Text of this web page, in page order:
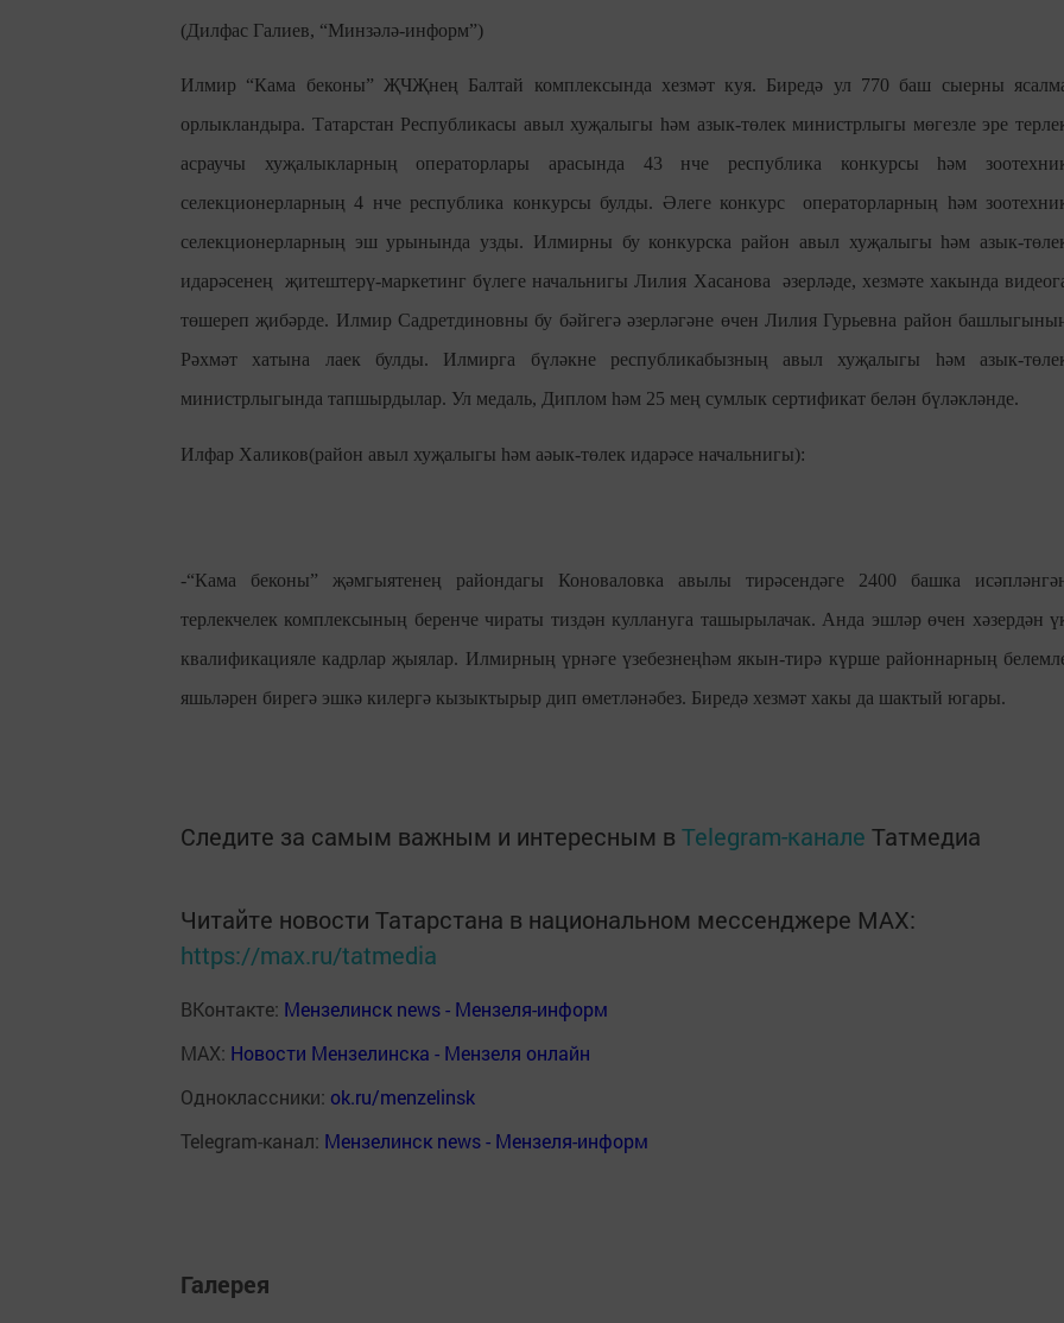
(Дилфас Галиев, “Минзәлә-информ”)
Илмир “Кама беконы” ҖЧҖнең Балтай комплексында хезмәт куя. Биредә ул 770 баш сыерны
орлыкландыра. Татарстан Республикасы авыл хуҗалыгы һәм азык-төлек министрлыгы мөгезле эре
асраучы хуҗалыкларның операторлары арасында 43 нче республика конкурсы һәм
селекционерларның 4 нче республика конкурсы булды. Әлеге конкурс операторларның һәм
селекционерларның эш урынында узды. Илмирны бу конкурска район авыл хуҗалыгы һәм азык-
идарәсенең җитештерү-маркетинг бүлеге начальнигы Лилия Хасанова әзерләде, хезмәте хакында
төшереп җибәрде. Илмир Садретдиновны бу бәйгегә әзерләгәне өчен Лилия Гурьевна район
Рәхмәт хатына лаек булды. Илмирга бүләкне республикабызның авыл хуҗалыгы һәм азык-
министрлыгында тапшырдылар. Ул медаль, Диплом һәм 25 мең сумлык сертификат белән бүләкләнде.
Илфар Халиков(район авыл хуҗалыгы һәм аәык-төлек идарәсе начальнигы):
-“Кама беконы” җәмгыятенең райондагы Коноваловка авылы тирәсендәге 2400 башка
терлекчелек комплексының беренче чираты тиздән куллануга ташырылачак. Анда эшләр өчен хәзердән
квалификацияле кадрлар җыялар. Илмирның үрнәге үзебезнеңһәм якын-тирә күрше районнарның
яшьләрен бирегә эшкә килергә кызыктырыр дип өметләнәбез. Биредә хезмәт хакы да шактый югары.
Следите за самым важным и интересным в Telegram-канале Татмедиа
Читайте новости Татарстана в национальном мессенджере MАХ:
https://max.ru/tatmedia
ВКонтакте: Мензелинск news - Мензеля-информ
MAX: Новости Мензелинска - Мензеля онлайн
Одноклассники: ok.ru/menzelinsk
Telegram-канал: Мензелинск news - Мензеля-информ
Галерея